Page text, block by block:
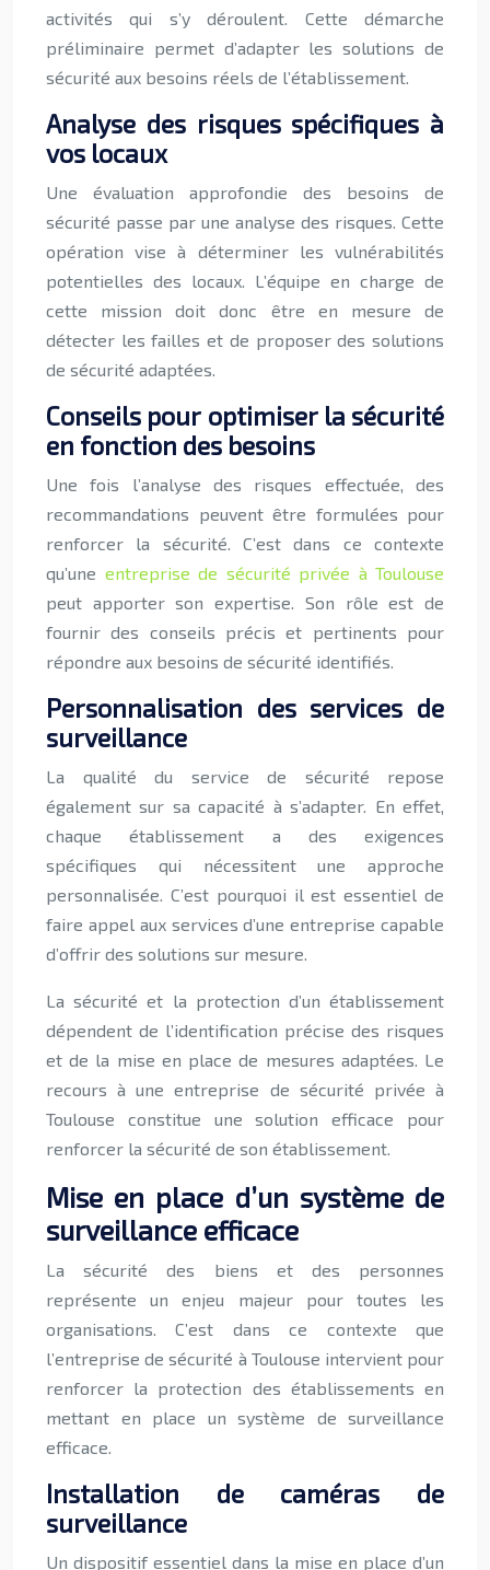
activités qui s’y déroulent. Cette démarche
préliminaire permet d’adapter les solutions de
sécurité aux besoins réels de l’établissement.
Analyse des risques spécifiques à
vos locaux
Une évaluation approfondie des besoins de
sécurité passe par une analyse des risques. Cette
opération vise à déterminer les vulnérabilités
potentielles des locaux. L’équipe en charge de
cette mission doit donc être en mesure de
détecter les failles et de proposer des solutions
de sécurité adaptées.
Conseils pour optimiser la sécurité
en fonction des besoins
Une fois l’analyse des risques effectuée, des
recommandations peuvent être formulées pour
renforcer la sécurité. C’est dans ce contexte
qu’une entreprise de sécurité privée à Toulouse
peut apporter son expertise. Son rôle est de
fournir des conseils précis et pertinents pour
répondre aux besoins de sécurité identifiés.
Personnalisation des services de
surveillance
La qualité du service de sécurité repose
également sur sa capacité à s’adapter. En effet,
chaque établissement a des exigences
spécifiques qui nécessitent une approche
personnalisée. C’est pourquoi il est essentiel de
faire appel aux services d’une entreprise capable
d’offrir des solutions sur mesure.
La sécurité et la protection d’un établissement
dépendent de l’identification précise des risques
et de la mise en place de mesures adaptées. Le
recours à une entreprise de sécurité privée à
Toulouse constitue une solution efficace pour
renforcer la sécurité de son établissement.
Mise en place d’un système de
surveillance efficace
La sécurité des biens et des personnes
représente un enjeu majeur pour toutes les
organisations. C’est dans ce contexte que
l’entreprise de sécurité à Toulouse intervient pour
renforcer la protection des établissements en
mettant en place un système de surveillance
efficace.
Installation de caméras de
surveillance
Un dispositif essentiel dans la mise en place d’un